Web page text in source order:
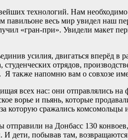
технологий. Нам
павильоне весь мир увидел
«гран-при». Увидели макет
усилия, двигаться вперёд
отрядов,
Я также напомню вам о совхозе
всех нас: они отправлялись
ворье и пьянь, которые
которую сражались
отправили на Донбасс 130
И дети, побывав там,